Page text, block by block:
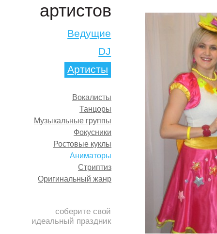
артистов
Ведущие
DJ
Артисты
Вокалисты
Танцоры
Музыкальные группы
Фокусники
Ростовые куклы
Аниматоры
Стриптиз
Оригинальный жанр
соберите свой
идеальный праздник